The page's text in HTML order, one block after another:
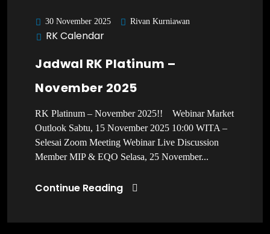
30 November 2025 Rivan Kurniawan
RK Calendar
Jadwal RK Platinum –
November 2025
RK Platinum – November 2025!! Webinar Market
Outlook Sabtu, 15 November 2025 10:00 WITA –
Selesai Zoom Meeting Webinar Live Discussion
Member MIP & EQO Selasa, 25 November...
Continue Reading